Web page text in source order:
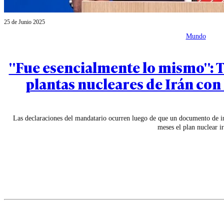
25 de Junio 2025
Mundo
"Fue esencialmente lo mismo":
plantas nucleares de Irán
Las declaraciones del mandatario ocurren luego de que un documento de
meses el plan nuclear